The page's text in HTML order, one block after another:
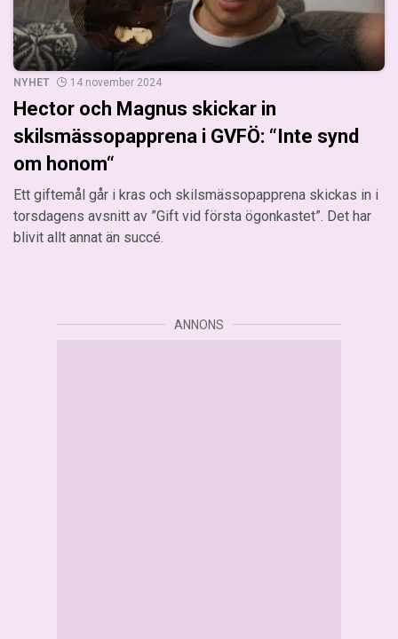
NYHET 14 november 2024
Hector och Magnus skickar in
skilsmässopapprena i GVFÖ: “Inte synd
om honom“
Ett giftemål går i kras och skilsmässopapprena skickas in i
torsdagens avsnitt av ”Gift vid första ögonkastet”. Det har
blivit allt annat än succé.
ANNONS